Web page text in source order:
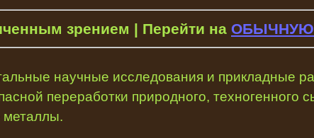
зрением | Перейти на ОБЫЧНУЮ
научные исследования и прикладные
переработки природного,
металлы.